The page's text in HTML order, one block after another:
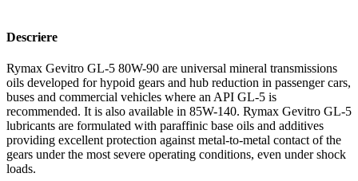
Descriere
Rymax Gevitro GL-5 80W-90 are universal mineral transmissions
oils developed for hypoid gears and hub reduction in passenger cars,
buses and commercial vehicles where an API GL-5 is
recommended. It is also available in 85W-140. Rymax Gevitro GL-5
lubricants are formulated with paraffinic base oils and additives
providing excellent protection against metal-to-metal contact of the
gears under the most severe operating conditions, even under shock
loads.